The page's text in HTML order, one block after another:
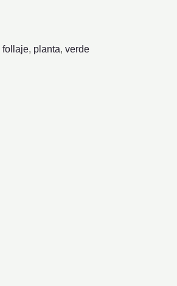
follaje, planta, verde